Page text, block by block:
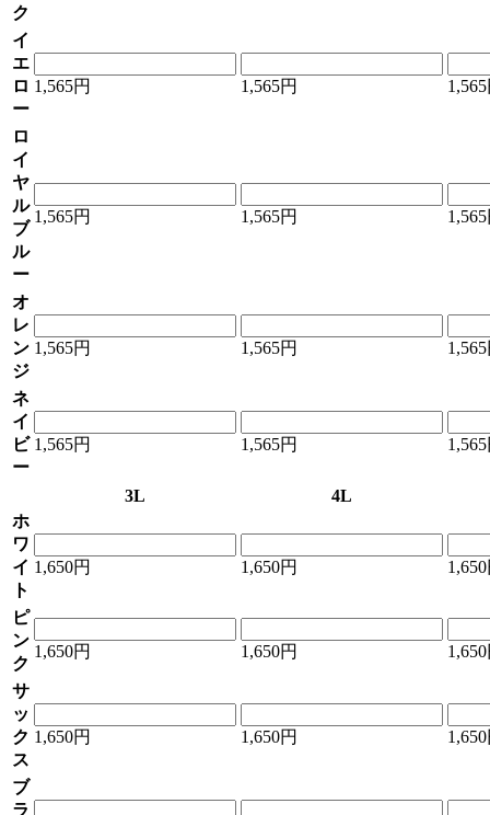
ク
イ
エ
ロ
ー
1,565円 1,565円
ロ
イ
ヤ
ル
ブ
ル
ー
1,565円 1,565円
オ
レ
ン
ジ
1,565円 1,565円
ネ
イ
ビ
ー
1,565円 1,565円
3L
4L
ホ
ワ
イ
ト
1,650円 1,650円
ピ
ン
ク
1,650円 1,650円
サ
ッ
ク
ス
1,650円 1,650円
ブ
ラ